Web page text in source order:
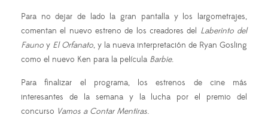
Para no dejar de lado la gran pantalla y los largometrajes,
comentan el nuevo estreno de los creadores del Laberinto del
Fauno y El Orfanato, y la nueva interpretación de Ryan Gosling
como el nuevo Ken para la película Barbie.
Para finalizar el programa, los estrenos de cine más
interesantes de la semana y la lucha por el premio del
concurso Vamos a Contar Mentiras.